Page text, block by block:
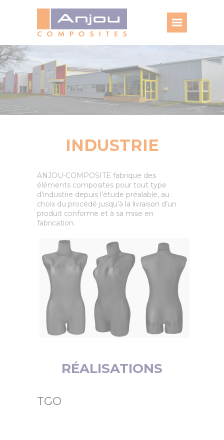
INDUSTRIE
ANJOU-COMPOSITE fabrique des
éléments composites pour tout type
d’industrie depuis l’étude préalable, au
choix du procédé jusqu’à la livraison d’un
produit conforme et à sa mise en
fabrication.
RÉALISATIONS
TGO